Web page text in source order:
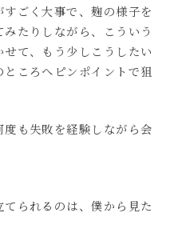
ごく大事で、麹の様子を
たりしながら、こういう
て、もう少しこうしたい
ころへピンポイントで狙
も失敗を経験しながら会
られるのは、僕から見た